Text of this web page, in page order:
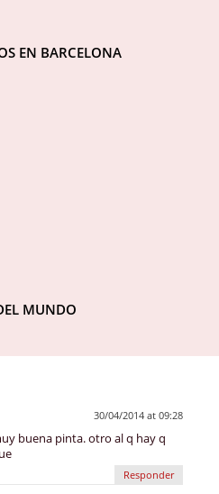
EN BARCELONA
MUNDO
30/04/2014 at 09:28
buena pinta. otro al q hay q
Responder